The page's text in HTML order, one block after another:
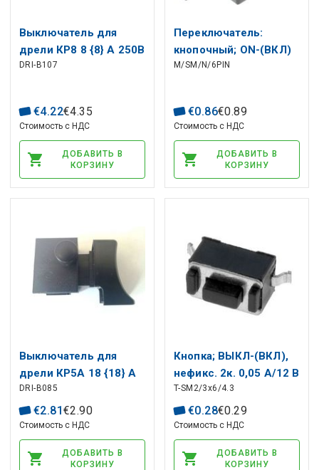
Выключатель для
дрели КР8 8 {8} А 250В
5Е4
DRI-B107
€4.22€4.35
Стоимость с НДС
ДОБАВИТЬ В
КОРЗИНУ
Переключатель:
кнопочный; ON-(ВКЛ)
нефиксированный, 6
M/SM/N/6PIN
€0.86€0.89
Стоимость с НДС
ДОБАВИТЬ В
КОРЗИНУ
Выключатель для
дрели КР5А 18 {18} А
250В 5Е4
DRI-B085
€2.81€2.90
Стоимость с НДС
ДОБАВИТЬ В
КОРЗИНУ
Кнопкa; ВЫКЛ-(ВКЛ),
нефикс. 2к. 0,05 А/12 В
постоянного тока
SPST-NO 3x6 мм для
поверхностного
монтажа; высота=4,3
мм
T-SM2/3x6/4.3
€0.28€0.29
Стоимость с НДС
ДОБАВИТЬ В
КОРЗИНУ